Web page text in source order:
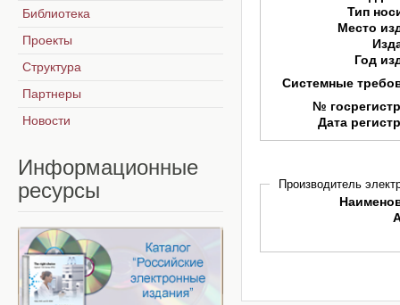
Тип
Место
Год
Системные
№
Дата
Производитель
Библиотека
Проекты
Структура
Партнеры
Новости
Информационные
ресурсы